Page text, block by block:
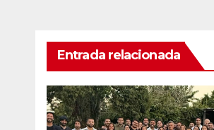
Entrada relacionada